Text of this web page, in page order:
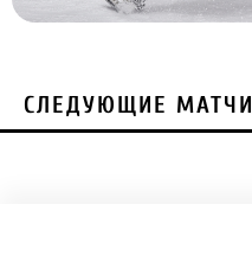
СЛЕДУЮЩИЕ МАТЧИ